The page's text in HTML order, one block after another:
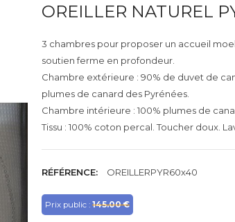
OREILLER NATUREL
3 chambres pour proposer un accueil
soutien ferme en profondeur.
Chambre extérieure : 90% de duvet de
plumes de canard des Pyrénées.
Chambre intérieure : 100% plumes de
Tissu : 100% coton percal. Toucher doux.
RÉFÉRENCE: OREILLERPYR60x40
Prix public : 145.00 €